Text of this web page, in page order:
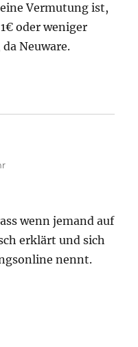
Vermutung ist,
oder weniger
Neuware.
wenn jemand auf
erklärt und sich
nennt.